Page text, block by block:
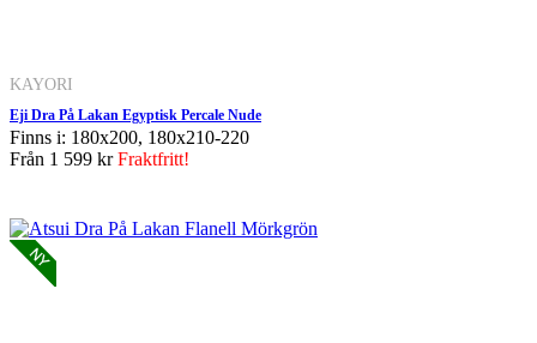
KAYORI
Eji Dra På Lakan Egyptisk Percale Nude
Finns i: 180x200, 180x210-220
Från 1 599 krFraktfritt!